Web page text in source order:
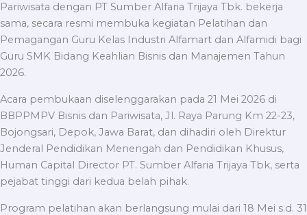
Pariwisata dengan PT Sumber Alfaria Trijaya Tbk. bekerja
sama, secara resmi membuka kegiatan Pelatihan dan
Pemagangan Guru Kelas Industri Alfamart dan Alfamidi bagi
Guru SMK Bidang Keahlian Bisnis dan Manajemen Tahun
2026.
Acara pembukaan diselenggarakan pada 21 Mei 2026 di
BBPPMPV Bisnis dan Pariwisata, Jl. Raya Parung Km 22-23,
Bojongsari, Depok, Jawa Barat, dan dihadiri oleh Direktur
Jenderal Pendidikan Menengah dan Pendidikan Khusus,
Human Capital Director PT. Sumber Alfaria Trijaya Tbk, serta
pejabat tinggi dari kedua belah pihak.
Program pelatihan akan berlangsung mulai dari 18 Mei s.d. 31